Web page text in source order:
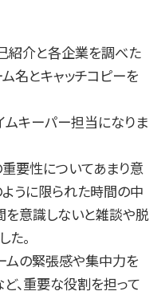
紹介と各企業を調べた
名とキャッチコピーを
ムキーパー担当になりま
要性についてあまり意
ように限られた時間の中
を意識しないと雑談や脱
。
ムの緊張感や集中力を
、重要な役割を担って